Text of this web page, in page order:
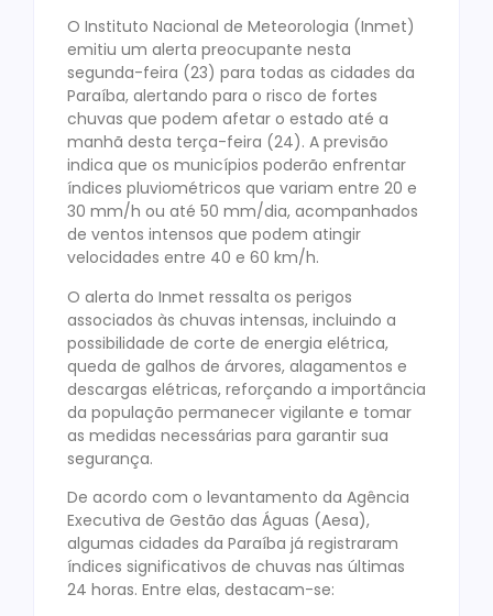
O Instituto Nacional de Meteorologia (Inmet)
emitiu um alerta preocupante nesta
segunda-feira (23) para todas as cidades da
Paraíba, alertando para o risco de fortes
chuvas que podem afetar o estado até a
manhã desta terça-feira (24). A previsão
indica que os municípios poderão enfrentar
índices pluviométricos que variam entre 20 e
30 mm/h ou até 50 mm/dia, acompanhados
de ventos intensos que podem atingir
velocidades entre 40 e 60 km/h.
O alerta do Inmet ressalta os perigos
associados às chuvas intensas, incluindo a
possibilidade de corte de energia elétrica,
queda de galhos de árvores, alagamentos e
descargas elétricas, reforçando a importância
da população permanecer vigilante e tomar
as medidas necessárias para garantir sua
segurança.
De acordo com o levantamento da Agência
Executiva de Gestão das Águas (Aesa),
algumas cidades da Paraíba já registraram
índices significativos de chuvas nas últimas
24 horas. Entre elas, destacam-se: